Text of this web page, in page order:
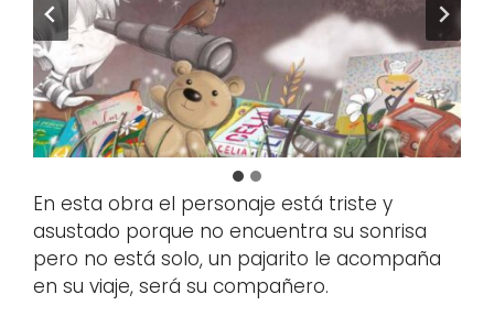
En esta obra el personaje está triste y
asustado porque no encuentra su sonrisa
pero no está solo, un pajarito le acompaña
en su viaje, será su compañero.